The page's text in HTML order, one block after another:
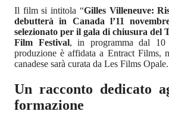
Il film si intitola “Gilles Villeneuve:
debutterà in Canada l’11
selezionato per il gala di chiusura del
Film Festival, in programma dal 10
produzione è affidata a Entract Films,
canadese sarà curata da Les Films Opale.
Un racconto dedicato
formazione